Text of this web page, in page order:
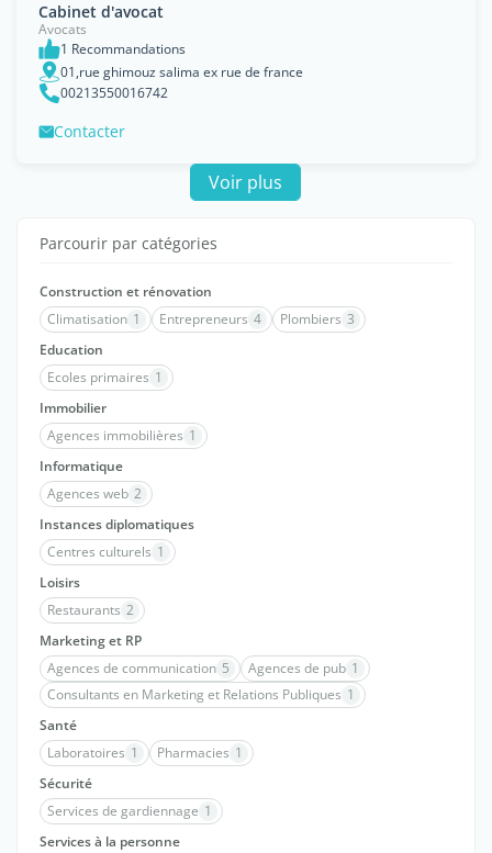
Cabinet d'avocat
Avocats
1 Recommandations
01,rue ghimouz salima ex rue de france
00213550016742
Contacter
Voir plus
Parcourir par catégories
Construction et rénovation
Climatisation 1 Entrepreneurs 4 Plombiers 3
Education
Ecoles primaires 1
Immobilier
Agences immobilières 1
Informatique
Agences web 2
Instances diplomatiques
Centres culturels 1
Loisirs
Restaurants 2
Marketing et RP
Agences de communication 5 Agences de pub 1
Consultants en Marketing et Relations Publiques 1
Santé
Laboratoires 1 Pharmacies 1
Sécurité
Services de gardiennage 1
Services à la personne